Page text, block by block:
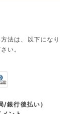
法は、以下になり
い。
/銀行後払い）